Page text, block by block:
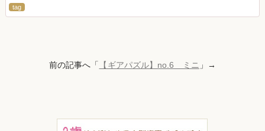
tag
前の記事へ「 【ギアパズル】no.6 ミニ 」→